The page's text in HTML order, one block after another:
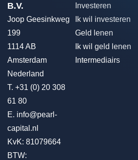
B.V.
Joop Geesinkweg
199
1114 AB
Amsterdam
Nederland
T. +31 (0) 20 308
61 80
E. info@pearl-
capital.nl
KvK: 81079664
BTW:
Investeren
Ik wil investeren
Geld lenen
Ik wil geld lenen
Intermediairs